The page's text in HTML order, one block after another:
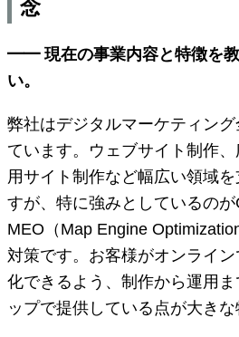
念
━━ 現在の事業内容と特徴を
い。
弊社はデジタルマーケティン
ています。ウェブサイト制作
用サイト制作など幅広い領域を
すが、特に強みとしているの
MEO（Map Engine
対策です。お客様がオンライ
化できるよう、制作から運用ま
ップで提供している点が大きな